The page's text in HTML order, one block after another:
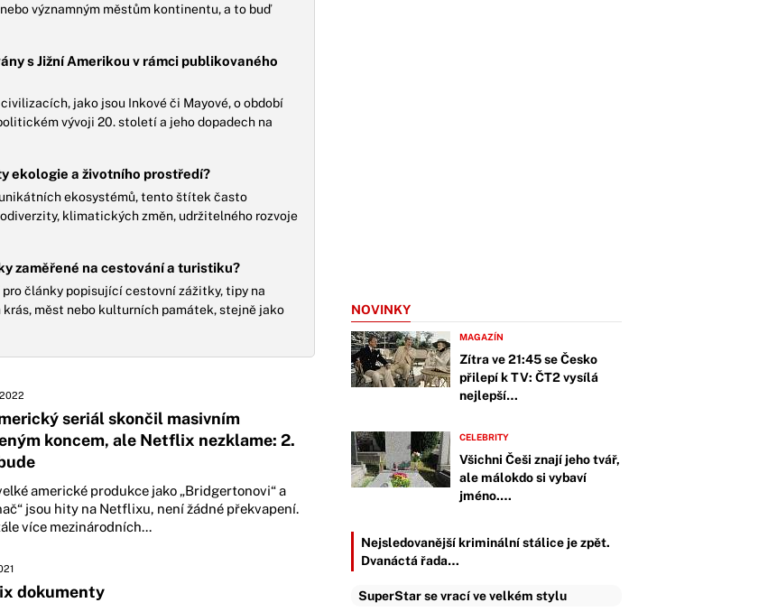
významným městům kontinentu, a to buď
s Jižní Amerikou v rámci publikovaného
jako jsou Inkové či Mayové, o období
vývoji 20. století a jeho dopadech na
ekologie a životního prostředí?
ekosystémů, tento štítek často
klimatických změn, udržitelného rozvoje
zaměřené na cestování a turistiku?
články popisující cestovní zážitky, tipy na
měst nebo kulturních památek, stejně jako
seriál skončil masivním
koncem, ale Netflix nezklame: 2.
americké produkce jako „Bridgertonovi“ a
jsou hity na Netflixu, není žádné překvapení.
více mezinárodních...
dokumenty
NOVINKY
MAGAZÍN
Zítra ve 21:45 se Česko
přilepí k TV: ČT2 vysílá
nejlepší…
CELEBRITY
Všichni Češi znají jeho tvář,
ale málokdo si vybaví
jméno.…
Nejsledovanější kriminální stálice je zpět.
Dvanáctá řada…
SuperStar se vrací ve velkém stylu